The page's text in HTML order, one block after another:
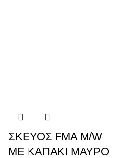
ΣΚΕΥΟΣ FMA M/W
ΜΕ ΚΑΠΑΚΙ ΜΑΥΡΟ